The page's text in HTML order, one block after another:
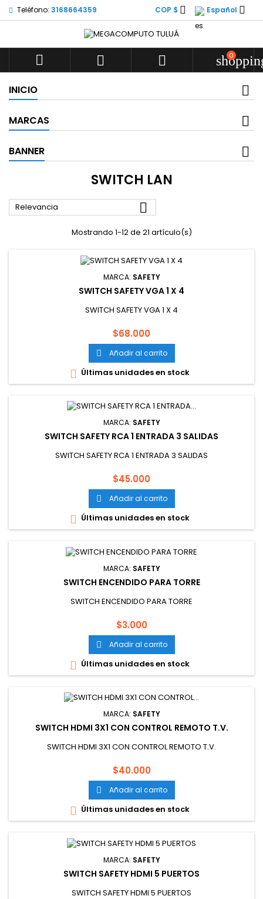
Teléfono: 3168664359 Español 
COP $ 
   0
INICIO
MARCAS
BANNER
SWITCH LAN
Relevancia 
Mostrando 1-12 de 21 artículo(s)
MARCA: SAFETY
SWITCH SAFETY VGA 1 X 4
SWITCH SAFETY VGA 1 X 4
Precio
$68.000
 Añadir al carrito
 Últimas unidades en stock
MARCA: SAFETY
SWITCH SAFETY RCA 1 ENTRADA 3 SALIDAS
SWITCH SAFETY RCA 1 ENTRADA 3 SALIDAS
Precio
$45.000
 Añadir al carrito
 Últimas unidades en stock
MARCA: SAFETY
SWITCH ENCENDIDO PARA TORRE
SWITCH ENCENDIDO PARA TORRE
Precio
$3.000
 Añadir al carrito
 Últimas unidades en stock
MARCA: SAFETY
SWITCH HDMI 3X1 CON CONTROL REMOTO T.V.
SWITCH HDMI 3X1 CON CONTROL REMOTO T.V.
Precio
$40.000
 Añadir al carrito
 Últimas unidades en stock
MARCA: SAFETY
SWITCH SAFETY HDMI 5 PUERTOS
SWITCH SAFETY HDMI 5 PUERTOS